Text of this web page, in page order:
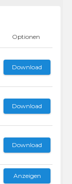
Optionen
Download
Download
Download
Anzeigen